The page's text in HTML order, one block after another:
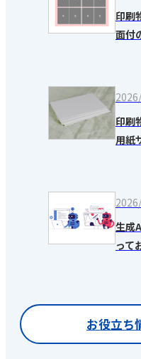
印刷
面付
印刷
用紙
生成
って
お役立ち